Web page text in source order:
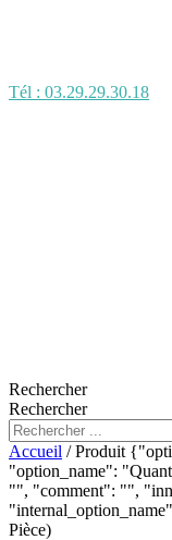
Tél : 03.29.29.30.18
Rechercher
Rechercher
Accueil / Produit
"option_name":
"", "comment": "",
Pièce)